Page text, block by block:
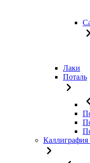
Лаки
Поталь
Каллиграфия